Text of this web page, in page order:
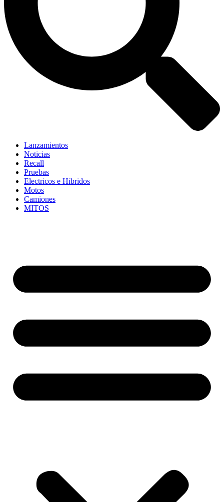
Lanzamientos
Noticias
Recall
Pruebas
Electricos e Hibridos
Motos
Camiones
MITOS